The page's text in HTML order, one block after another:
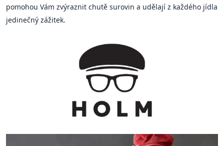
pomohou Vám zvýraznit chutě surovin a udělají z každého jídla
jedinečný zážitek.